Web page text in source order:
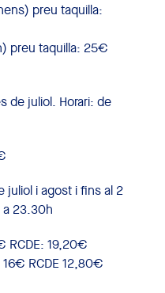
preu taquilla:
preu taquilla: 25€
de juliol. Horari: de
juliol i agost i fins al 2
23.30h
RCDE: 19,20€
RCDE 12,80€